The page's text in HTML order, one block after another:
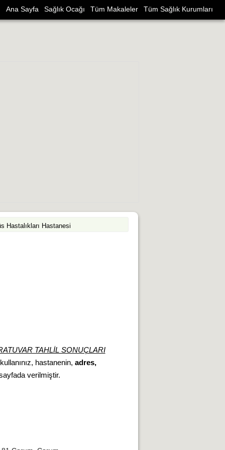
Ana Sayfa Sağlık Ocağı Tüm Makaleler Tüm Sağlık Kurumları
Hastalıkları Hastanesi
TAHLİL SONUÇLARI
hastanenin, adres,
verilmiştir.